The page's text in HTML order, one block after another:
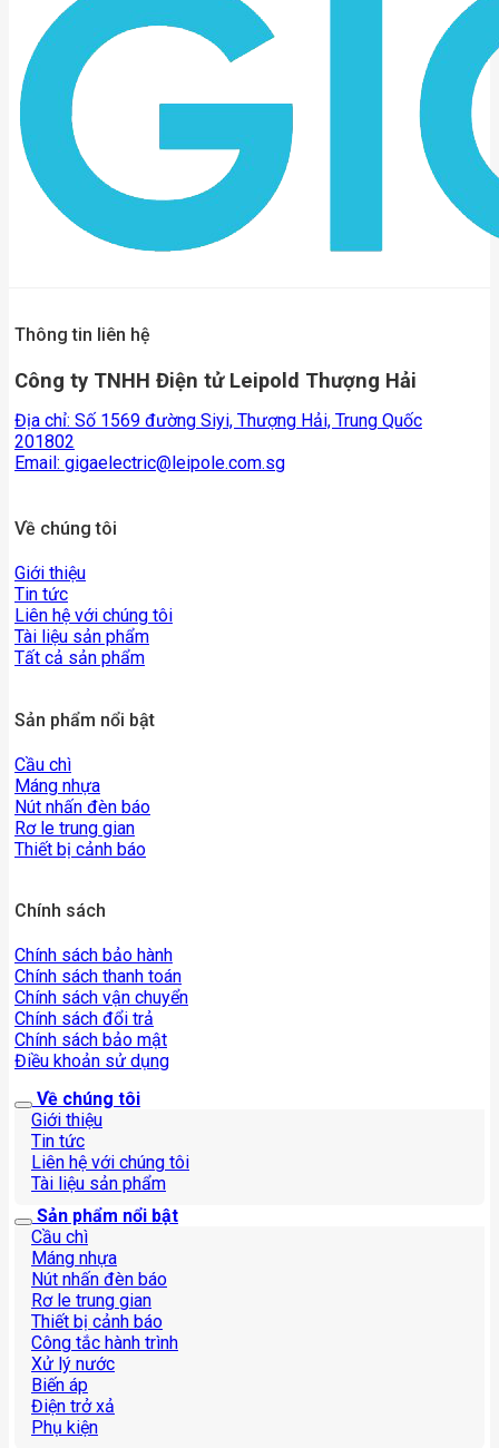
Thông tin liên hệ
Công ty TNHH Điện tử Leipold Thượng Hải
Địa chỉ: Số 1569 đường Siyi, Thượng Hải, Trung Quốc
201802
Email: gigaelectric@leipole.com.sg
Về chúng tôi
Giới thiệu
Tin tức
Liên hệ với chúng tôi
Tài liệu sản phẩm
Tất cả sản phẩm
Sản phẩm nổi bật
Cầu chì
Máng nhựa
Nút nhấn đèn báo
Rơ le trung gian
Thiết bị cảnh báo
Chính sách
Chính sách bảo hành
Chính sách thanh toán
Chính sách vận chuyển
Chính sách đổi trả
Chính sách bảo mật
Điều khoản sử dụng
Về chúng tôi
Giới thiệu
Tin tức
Liên hệ với chúng tôi
Tài liệu sản phẩm
Sản phẩm nổi bật
Cầu chì
Máng nhựa
Nút nhấn đèn báo
Rơ le trung gian
Thiết bị cảnh báo
Công tắc hành trình
Xử lý nước
Biến áp
Điện trở xả
Phụ kiện